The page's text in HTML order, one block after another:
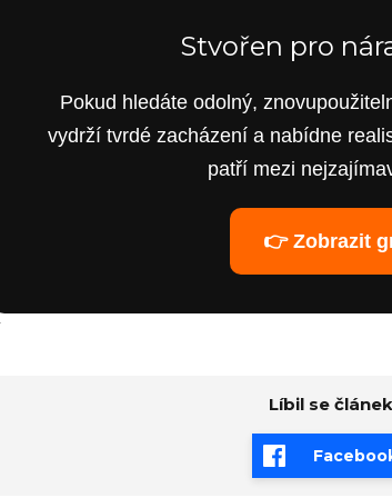
Stvořen pro
Pokud hledáte odolný,
vydrží tvrdé zacházení a nabídne
patří mezi
👉 Zobrazit
Líbil se